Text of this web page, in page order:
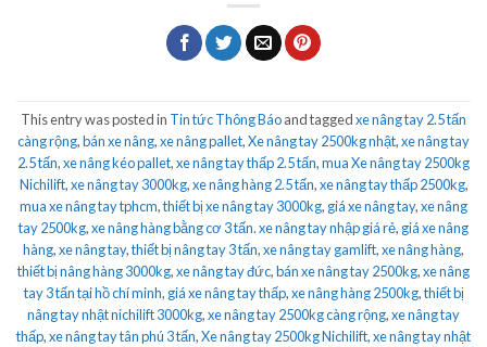
This entry was posted in Tin tức Thông Báoand taggedxe nâng tay 2.5 tấn
càng rộng,bán xe nâng,xe nâng pallet,Xe nâng tay 2500kg nhật,xe nâng tay
2.5 tấn,xe nâng kéo pallet,xe nâng tay thấp 2.5 tấn,mua Xe nâng tay 2500kg
Nichilift,xe nâng tay 3000kg,xe nâng hàng 2.5 tấn,xe nâng tay thấp 2500kg,
mua xe nâng tay tphcm,thiết bị xe nâng tay 3000kg, giá xe nâng tay,xe nâng
tay 2500kg,xe nâng hàng bằng cơ 3 tấn. xe nâng tay nhập giá rẻ, giá xe nâng
hàng,xe nâng tay,thiết bị nâng tay 3 tấn,xe nâng tay gamlift,xe nâng hàng,
thiết bị nâng hàng 3000kg,xe nâng tay đức,bán xe nâng tay 2500kg,xe nâng
tay 3 tấn tại hồ chí minh, giá xe nâng tay thấp,xe nâng hàng 2500kg,thiết bị
nâng tay nhật nichilift 3000kg,xe nâng tay 2500kg càng rộng,xe nâng tay
thấp,xe nâng tay tân phú 3 tấn,Xe nâng tay 2500kg Nichilift,xe nâng tay nhật